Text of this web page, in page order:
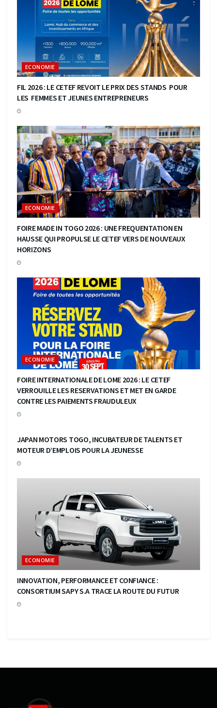
ECONOMIE
FIL 2026 : LE CETEF REVOIT LE PRIX DES STANDS POUR
LES FEMMES ET JEUNES ENTREPRENEURS
ECONOMIE
FOIRE MADE IN TOGO 2026 : UNE FREQUENTATION EN
HAUSSE QUI PROPULSE LE CETEF VERS DE NOUVEAUX
HORIZONS
ECONOMIE
FOIRE INTERNATIONALE DE LOME 2026 : LE CETEF
VERROUILLE LES RESERVATIONS ET MET EN GARDE
CONTRE LES PAIEMENTS FRAUDULEUX
JAPAN MOTORS TOGO, INCUBATEUR DE TALENTS ET
MOTEUR D’EMPLOIS POUR LA JEUNESSE
ECONOMIE
INNOVATION, PERFORMANCE ET CONFIANCE :
CONSORTIUM SAPY S.A TRACE LA ROUTE DU FUTUR